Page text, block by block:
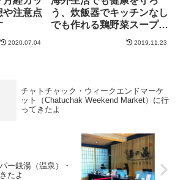
や注意点
2020.07.04
う、炊飯器でキッチンなし
でも作れる鶏野菜スープ＋
ゆで卵。糖質制限にもおす
2019.11.23
チャトチャック・ウィークエンドマーケ
ット（Chatuchak Weekend Market）に行
ってきたよ
ー銭湯（温泉）・
たよ